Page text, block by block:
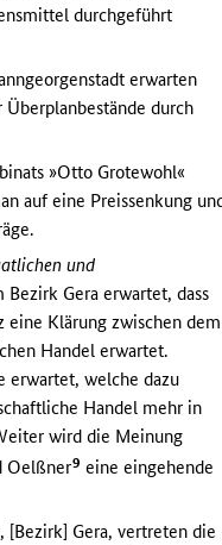
durchgeführt
erwarten
durch
»Otto Grotewohl«
auf eine Preissenkung
und
Bezirk Gera erwartet, dass
Klärung zwischen dem
Handel erwartet.
erwartet, welche dazu
Handel mehr in
wird die Meinung
Oelßner9 eine eingehende
[Bezirk] Gera, vertreten die